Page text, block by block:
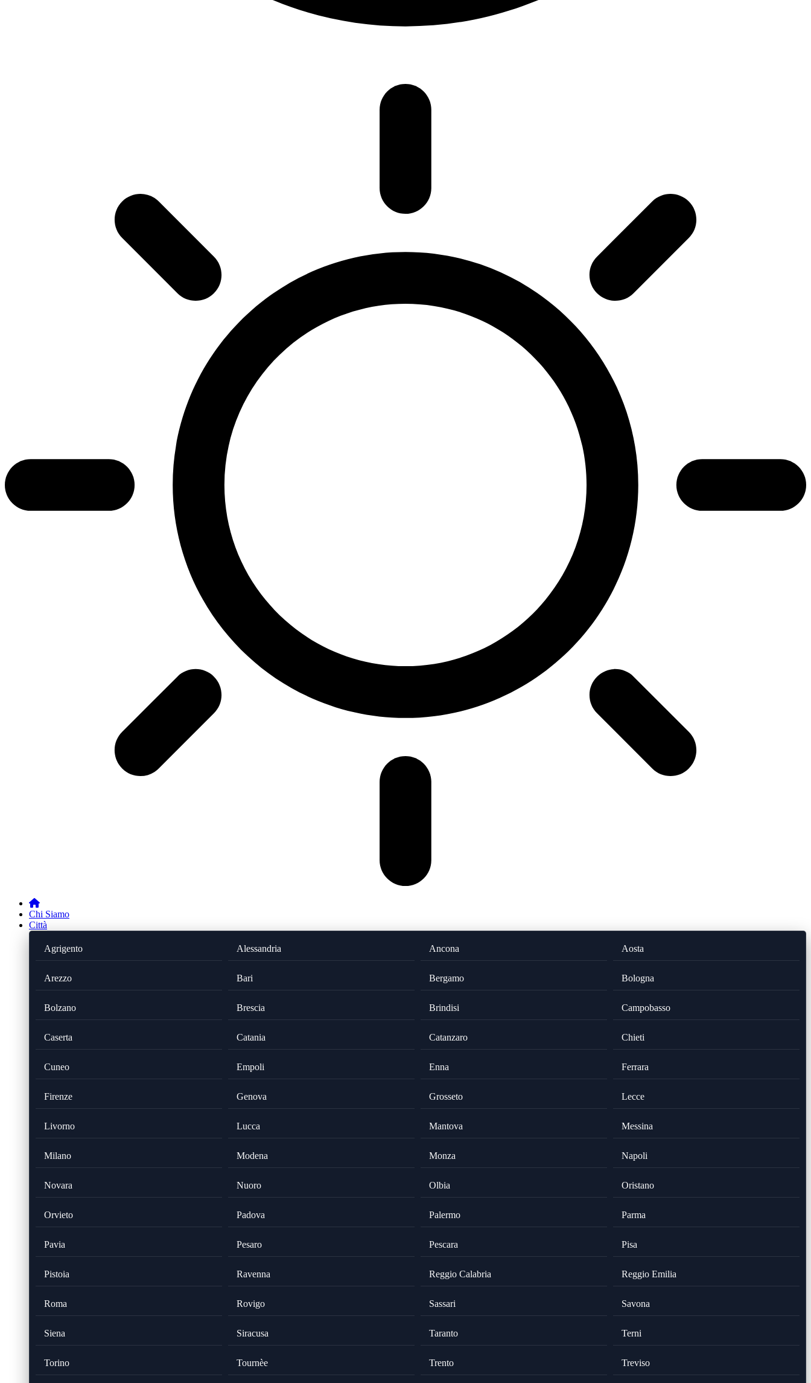
Chi Siamo
Città
Agrigento Alessandria Ancona Aosta
Arezzo Bari Bergamo Bologna
Bolzano Brescia Brindisi Campobasso
Caserta Catania Catanzaro Chieti
Cuneo Empoli Enna Ferrara
Firenze Genova Grosseto Lecce
Livorno Lucca Mantova Messina
Milano Modena Monza Napoli
Novara Nuoro Olbia Oristano
Orvieto Padova Palermo Parma
Pavia Pesaro Pescara Pisa
Pistoia Ravenna Reggio Calabria Reggio Emilia
Roma Rovigo Sassari Savona
Siena Siracusa Taranto Terni
Torino Tournèe Trento Treviso